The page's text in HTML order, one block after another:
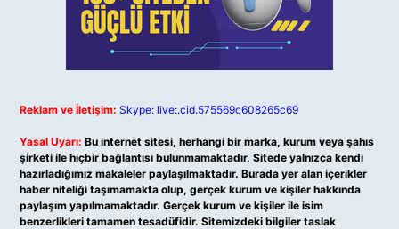
Reklam ve İletişim: Skype: live:.cid.575569c608265c69
Yasal Uyarı: Bu internet sitesi, herhangi bir marka, kurum veya şahıs
şirketi ile hiçbir bağlantısı bulunmamaktadır. Sitede yalnızca kendi
hazırladığımız makaleler paylaşılmaktadır. Burada yer alan içerikler
haber niteliği taşımamakta olup, gerçek kurum ve kişiler hakkında
paylaşım yapılmamaktadır. Gerçek kurum ve kişiler ile isim
benzerlikleri tamamen tesadüfidir. Sitemizdeki bilgiler taslak